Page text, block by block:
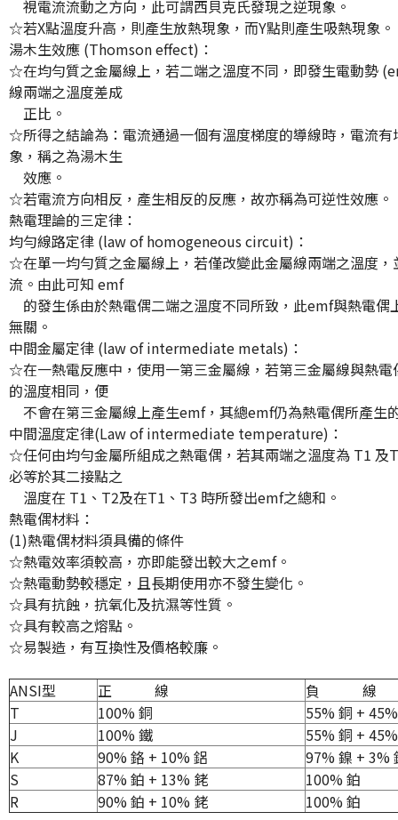
視電流流動之方向，此可謂西貝克氏發現之逆現象。
☆若X點溫度升高，則產生放熱現象，而Y點則產生吸熱現象。
湯木生效應 (Thomson effect)：
☆在均勻質之金屬線上，若二端之溫度不同，即發生電動勢
線兩端之溫度差成
正比。
☆所得之結論為：電流通過一個有溫度梯度的導線時，電流有
象，稱之為湯木生
效應。
☆若電流方向相反，產生相反的反應，故亦稱為可逆性效應。
熱電理論的三定律：
均勻線路定律 (law of homogeneous circuit)：
☆在單一均勻質之金屬線上，若僅改變此金屬線兩端之溫度，
流。由此可知 emf
的發生係由於熱電偶二端之溫度不同所致，此emf與熱電偶
無關。
中間金屬定律 (law of intermediate metals)：
☆在一熱電反應中，使用一第三金屬線，若第三金屬線與熱電
的溫度相同，便
不會在第三金屬線上產生emf，其總emf仍為熱電偶所產生
中間溫度定律(Law of intermediate temperature)：
☆任何由均勻金屬所組成之熱電偶，若其兩端之溫度為 T1 及
必等於其二接點之
溫度在 T1、T2及在T1、T3 時所發出emf之總和。
熱電偶材料：
(1)熱電偶材料須具備的條件
☆熱電效率須較高，亦即能發出較大之emf。
☆熱電動勢較穩定，且長期使用亦不發生變化。
☆具有抗蝕，抗氧化及抗濕等性質。
☆具有較高之熔點。
☆易製造，有互換性及價格較廉。
ANSI型 正 線
負 線
T
100% 銅
55% 銅 +
J
100% 鐵
55% 銅 +
K
90% 鉻 + 10% 鋁
97% 鎳 + 3%
S
87% 鉑 + 13% 銠
100% 鉑
R
90% 鉑 + 10% 銠 100% 鉑